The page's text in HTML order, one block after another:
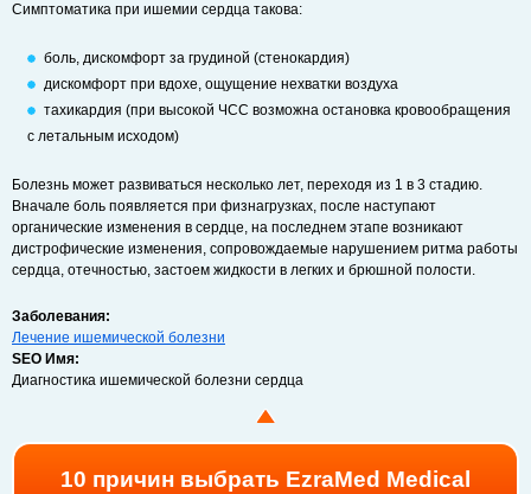
Симптоматика при ишемии сердца такова:
боль, дискомфорт за грудиной (стенокардия)
дискомфорт при вдохе, ощущение нехватки воздуха
тахикардия (при высокой ЧСС возможна остановка кровообращения
с летальным исходом)
Болезнь может развиваться несколько лет, переходя из 1 в 3 стадию.
Вначале боль появляется при физнагрузках, после наступают
органические изменения в сердце, на последнем этапе возникают
дистрофические изменения, сопровождаемые нарушением ритма работы
сердца, отечностью, застоем жидкости в легких и брюшной полости.
Заболевания:
Лечение ишемической болезни
SEO Имя:
Диагностика ишемической болезни сердца
10 причин выбрать EzraMed Medical